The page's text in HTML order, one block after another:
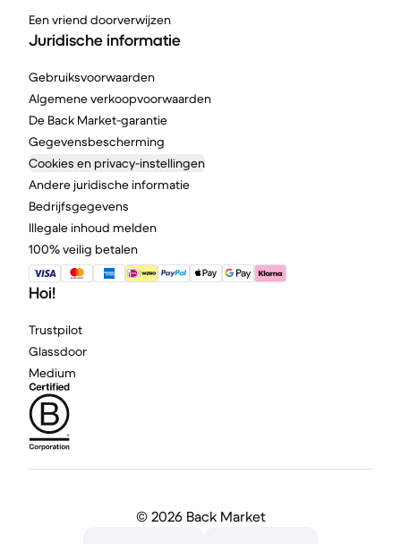
Een vriend doorverwijzen
Juridische informatie
Gebruiksvoorwaarden
Algemene verkoopvoorwaarden
De Back Market-garantie
Gegevensbescherming
Cookies en privacy-instellingen
Andere juridische informatie
Bedrijfsgegevens
Illegale inhoud melden
100% veilig betalen
Hoi!
Trustpilot
Glassdoor
Medium
© 2026 Back Market